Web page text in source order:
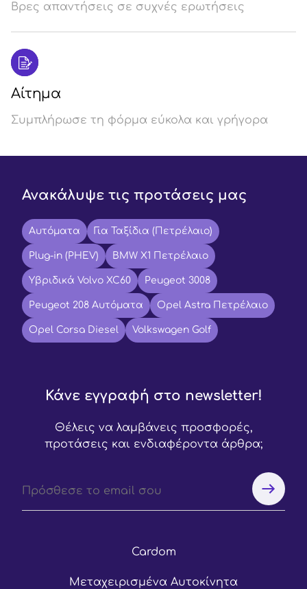
Βρες απαντήσεις σε συχνές ερωτήσεις
Αίτημα
Συμπλήρωσε τη φόρμα εύκολα και γρήγορα
Ανακάλυψε τις προτάσεις μας
Αυτόματα Για Ταξίδια (Πετρέλαιο)
Plug-in (PHEV) BMW X1 Πετρέλαιο
Υβριδικά Volvo XC60 Peugeot 3008
Peugeot 208 Αυτόματα Opel Astra Πετρέλαιο
Opel Corsa Diesel Volkswagen Golf
Κάνε εγγραφή στο newsletter!
Θέλεις να λαμβάνεις προσφορές,
προτάσεις και ενδιαφέροντα άρθρα;
Cardom
Μεταχειρισμένα Αυτοκίνητα